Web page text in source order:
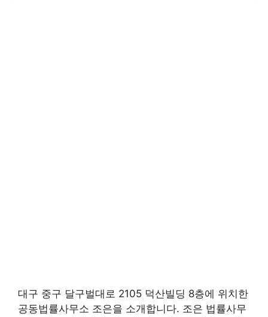
대구 중구 달구벌대로 2105 덕산빌딩 8층에 위치한
공동법률사무소 조은을 소개합니다. 조은 법률사무